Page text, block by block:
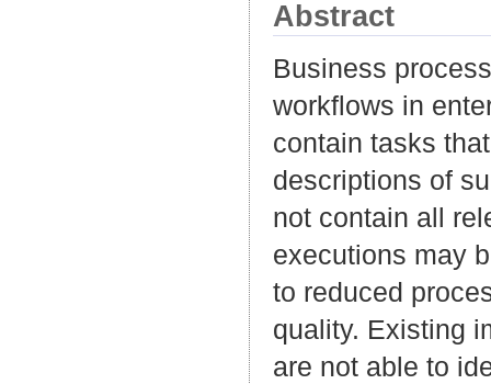
Abstract
Business
workflows in
contain tasks
descriptions of
not contain all
executions may
to reduced
quality. Existing
are not able to